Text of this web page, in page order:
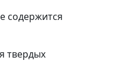
содержится
твердых